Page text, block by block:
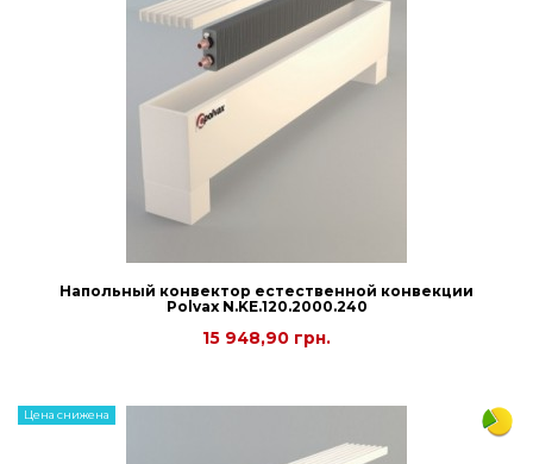
Напольный конвектор естественной конвекции
Polvax N.KE.120.2000.240
15 948,90 грн.
Цена снижена